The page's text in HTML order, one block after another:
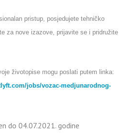
pristup, posjedujete tehničko
za nove izazove, prijavite se i pridružite
životopise mogu poslati putem linka:
jobs/vozac-medjunarodnog-
do 04.07.2021. godine